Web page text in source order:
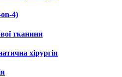
4)
тканини
хірургія